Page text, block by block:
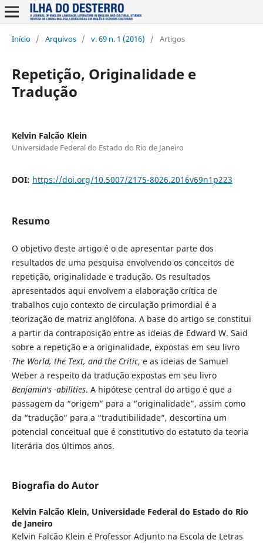
Início / Arquivos / v. 69 n. 1 (2016) / Artigos
Repetição, Originalidade e
Tradução
Kelvin Falcão Klein
Universidade Federal do Estado do Rio de Janeiro
DOI: https://doi.org/10.5007/2175-8026.2016v69n1p223
Resumo
O objetivo deste artigo é o de apresentar parte dos
resultados de uma pesquisa envolvendo os conceitos de
repetição, originalidade e tradução. Os resultados
apresentados aqui envolvem a elaboração crítica de
trabalhos cujo contexto de circulação primordial é a
teorização de matriz anglófona. A base do artigo se constitui
a partir da contraposição entre as ideias de Edward W. Said
sobre a repetição e a originalidade, expostas em seu livro
The World, the Text, and the Critic, e as ideias de Samuel
Weber a respeito da tradução expostas em seu livro
Benjamin's -abilities. A hipótese central do artigo é que a
passagem da “origem” para a “originalidade”, assim como
da “tradução” para a “tradutibilidade”, descortina um
potencial conceitual que é constitutivo do estatuto da teoria
literária dos últimos anos.
Biografia do Autor
Kelvin Falcão Klein, Universidade Federal do Estado do Rio
de Janeiro
Kelvin Falcão Klein é Professor Adjunto na Escola de Letras